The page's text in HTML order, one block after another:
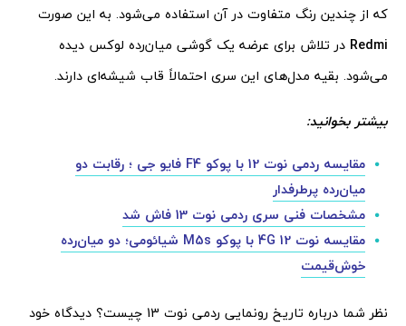
که از چندین رنگ متفاوت در آن استفاده می‌شود. به این صورت
Redmi در تلاش برای عرضه یک گوشی میان‌رده لوکس دیده
می‌شود. بقیه مدل‌های این سری احتمالاً قاب شیشه‌ای دارند.
بیشتر بخوانید:
مقایسه ردمی نوت 12 با پوکو F4 فایو جی ؛ رقابت دو
میان‌رده پرطرفدار
مشخصات فنی سری ردمی نوت 13 فاش شد
مقایسه نوت 12 4G با پوکو M5s شیائومی؛ دو میان‌رده
خوش‌قیمت
نظر شما درباره تاریخ رونمایی ردمی نوت 13 چیست؟ دیدگاه خود